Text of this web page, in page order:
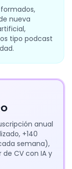
nueva
tipo podcast
anual
+140
semana),
CV con IA y